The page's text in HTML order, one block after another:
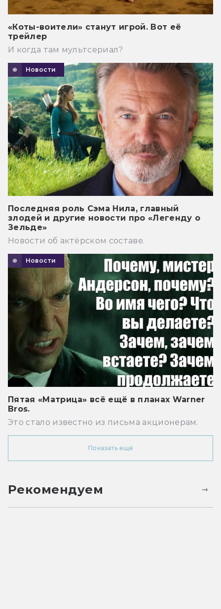
«Коты-воители» станут игрой. Вот её
трейлер
И когда там мультсериал?
Новости
Последняя роль Сэма Нила, главный
злодей и другие новости про «Легенду о
Зельде»
Новости об актёрском составе.
Новости
Пятая «Матрица» всё ещё в планах Warner
Bros.
Это стало известно из письма акционерам.
Показать ещё
Рекомендуем